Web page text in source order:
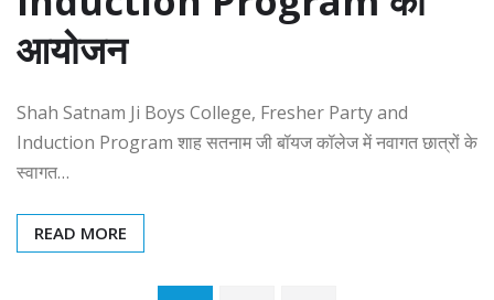
आयोजन
Shah Satnam Ji Boys College, Fresher Party and
Induction Program शाह सतनाम जी बॉयज कॉलेज में नवागत छात्रों के
स्वागत…
READ MORE